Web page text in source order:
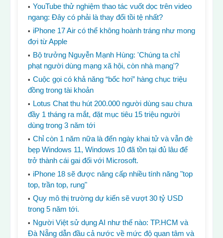
YouTube thử nghiệm thao tác vuốt dọc trên video
ngang: Đây có phải là thay đổi tồi tệ nhất?
iPhone 17 Air có thể không hoành tráng như mong
đợi từ Apple
Bộ trưởng Nguyễn Mạnh Hùng: 'Chúng ta chỉ
phạt người dùng mạng xã hội, còn nhà mạng'?
Cuộc gọi có khả năng “bốc hơi” hàng chục triệu
đồng trong tài khoản
Lotus Chat thu hút 200.000 người dùng sau chưa
đầy 1 tháng ra mắt, đặt mục tiêu 15 triệu người
dùng trong 3 năm tới
Chỉ còn 1 năm nữa là đến ngày khai tử và vẫn đè
bẹp Windows 11, Windows 10 đã tồn tại đủ lâu để
trở thành cái gai đối với Microsoft.
iPhone 18 sẽ được nâng cấp nhiều tính năng "top
top, trần top, rung"
Quy mô thị trường dự kiến ​​sẽ vượt 30 tỷ USD
trong 5 năm tới.
Người Việt sử dụng AI như thế nào: TP.HCM và
Đà Nẵng dẫn đầu cả nước về mức độ quan tâm và